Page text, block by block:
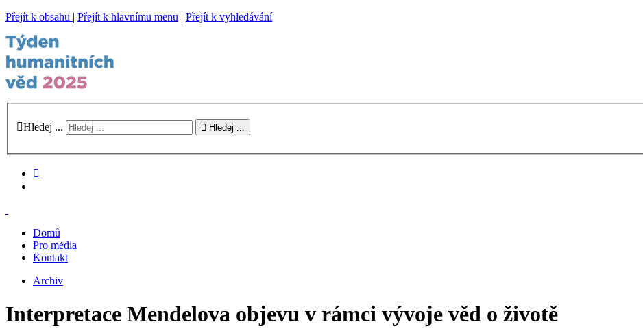
Přejít k obsahu | Přejít k hlavnímu menu | Přejít k vyhledávání
Hledej ... Hledej ...
Domů
Pro média
Kontakt
Archiv
Interpretace Mendelova objevu v rámci vývoje věd o životě